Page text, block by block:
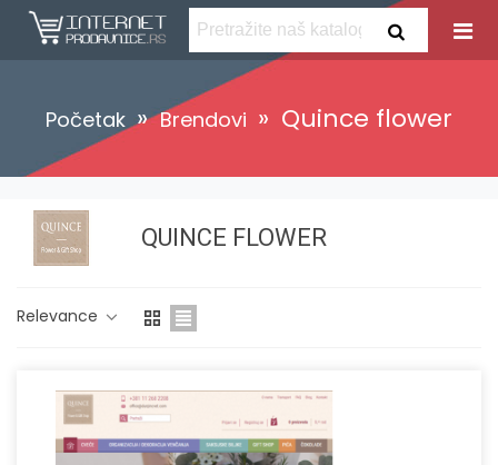
Početak » Brendovi » Quince flower
QUINCE FLOWER
Relevance